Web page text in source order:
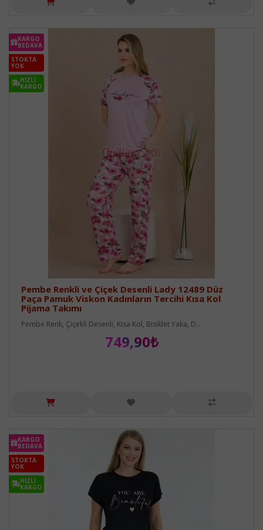
KARGO
BEDAVA
STOKTA
YOK
HIZLI
KARGO
Pembe Renkli ve Çiçek Desenli Lady 12489 Düz
Paça Pamuk Viskon Kadınların Tercihi Kısa Kol
Pijama Takımı
Pembe Renk, Çiçekli Desenli, Kısa Kol, Bisiklet Yaka, D..
749,90₺
KARGO
BEDAVA
STOKTA
YOK
HIZLI
KARGO